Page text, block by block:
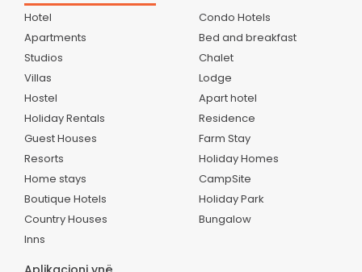
Hotel
Apartments
Studios
Villas
Hostel
Holiday Rentals
Guest Houses
Resorts
Home stays
Boutique Hotels
Country Houses
Inns
Condo Hotels
Bed and breakfast
Chalet
Lodge
Apart hotel
Residence
Farm Stay
Holiday Homes
CampSite
Holiday Park
Bungalow